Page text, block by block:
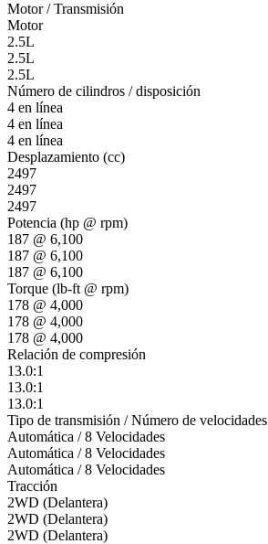
Motor / Transmisión
Motor
2.5L
2.5L
2.5L
Número de cilindros / disposición
4 en línea
4 en línea
4 en línea
Desplazamiento (cc)
2497
2497
2497
Potencia (hp @ rpm)
187 @ 6,100
187 @ 6,100
187 @ 6,100
Torque (lb-ft @ rpm)
178 @ 4,000
178 @ 4,000
178 @ 4,000
Relación de compresión
13.0:1
13.0:1
13.0:1
Tipo de transmisión / Número de velocidades
Automática / 8 Velocidades
Automática / 8 Velocidades
Automática / 8 Velocidades
Tracción
2WD (Delantera)
2WD (Delantera)
2WD (Delantera)